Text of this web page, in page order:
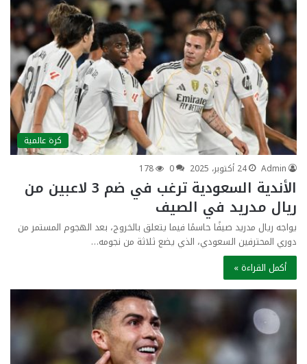
كرة عالمية
Admin
24 أكتوبر، 2025 0
178
الأندية السعودية ترغب في ضم 3 لاعبين من
ريال مدريد في الصيف
يواجه ريال مدريد صيفًا حاسمًا فيما يتعلق بالخروج، بعد الهجوم المستمر من
دوري المحترفين السعودي، الذي يضع ثلاثة من نجومه…
أكمل القراءة »